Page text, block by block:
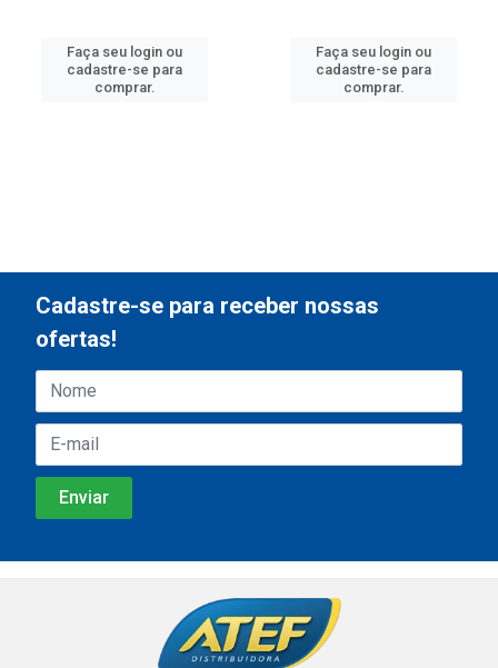
Faça seu login ou
cadastre-se para
comprar.
Faça seu login ou
cadastre-se para
comprar.
Cadastre-se para receber nossas
ofertas!